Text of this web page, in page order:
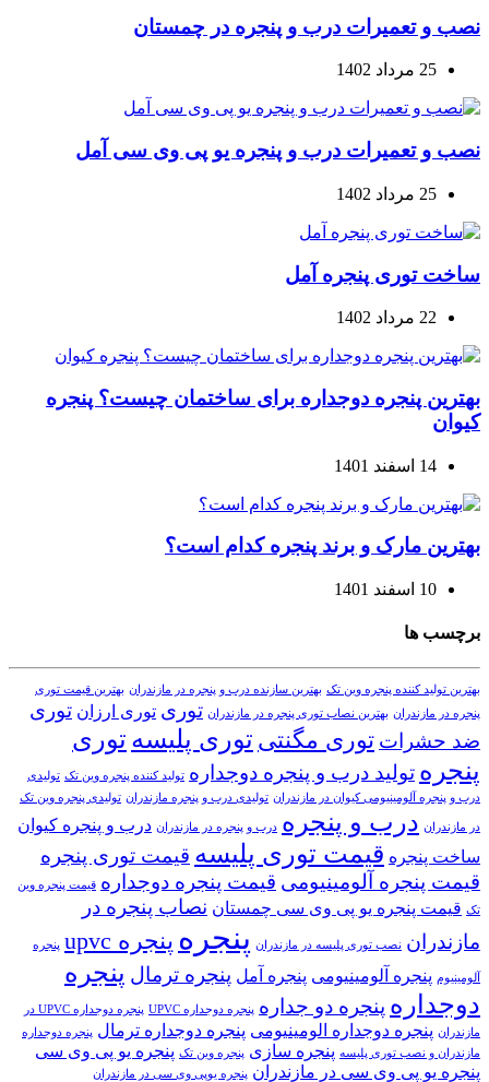
نصب و تعمیرات درب و پنجره در چمستان
25 مرداد 1402
نصب و تعمیرات درب و پنجره یو پی وی سی آمل
25 مرداد 1402
ساخت توری پنجره آمل
22 مرداد 1402
بهترین پنجره دوجداره برای ساختمان چیست؟ پنجره
کیوان
14 اسفند 1401
بهترین مارک و برند پنجره کدام است؟
10 اسفند 1401
برچسب ها
بهترین تولید کننده پنجره وین تک بهترین سازنده درب و پنجره در مازندران بهترین قیمت توری
پنجره در مازندران بهترین نصاب توری پنجره در مازندران توری توری ارزان توری
ضد حشرات توری مگنتی توری پلیسه توری
پنجره تولید درب و پنجره دوجداره تولید کننده پنجره وین تک تولیدی
درب و پنجره آلومینیومی کیوان در مازندران تولیدی درب و پنجره مازندران تولیدی پنجره وین تک
در مازندران درب و پنجره درب و پنجره در مازندران درب و پنجره کیوان
ساخت پنجره قیمت توری پلیسه قیمت توری پنجره
قیمت پنجره آلومینیومی قیمت پنجره دوجداره قیمت پنجره وین
تک قیمت پنجره یو پی وی سی چمستان نصاب پنجره در
مازندران نصب توری پلیسه در مازندران پنجره پنجره upvc پنجره
آلومینیوم پنجره آلومینیومی پنجره آمل پنجره ترمال پنجره
دوجداره پنجره دو جداره پنجره دوجداره UPVC
پنجره دوجداره UPVC در
مازندران پنجره دوجداره الومینیومی پنجره دوجداره ترمال پنجره دوجداره
مازندران و نصب توری پلیسه پنجره سازی پنجره وین تک پنجره یو پی وی سی
پنجره یو پی وی سی در مازندران پنجره یوپی وی سی در مازندران